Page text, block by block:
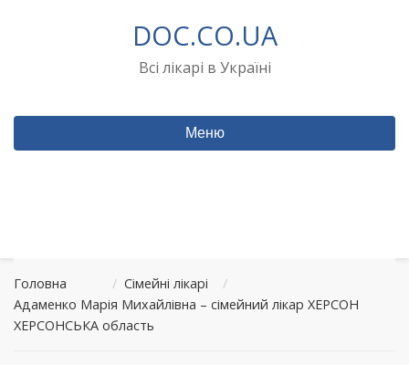
DOC.CO.UA
Всі лікарі в Україні
Меню
Головна / Сімейні лікарі
/
Адаменко Марія Михайлівна – сімейний лікар ХЕРСОН
ХЕРСОНСЬКА область